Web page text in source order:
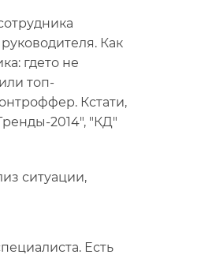
Как
гдето не
топ-
Кстати,
2014", "КД"
ситуации,
Есть